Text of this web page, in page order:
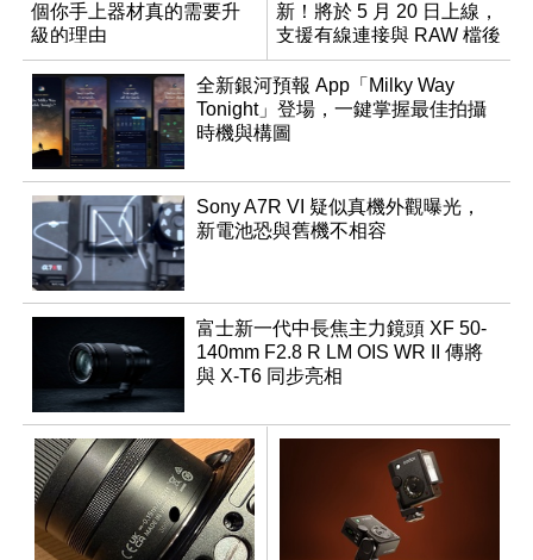
個你手上器材真的需要升
級的理由
新！將於 5 月 20 日上線，
支援有線連接與 RAW 檔後
製
全新銀河預報 App「Milky Way
Tonight」登場，一鍵掌握最佳拍攝
時機與構圖
Sony A7R VI 疑似真機外觀曝光，
新電池恐與舊機不相容
富士新一代中長焦主力鏡頭 XF 50-
140mm F2.8 R LM OIS WR II 傳將
與 X-T6 同步亮相